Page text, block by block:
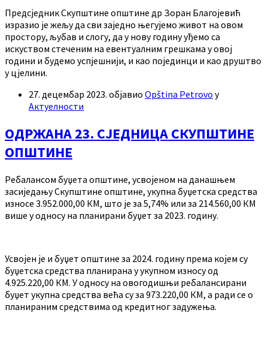
Предсједник Скупштине општине др Зоран Благојевић
изразио је жељу да сви заједно његујемо живот на овом
простору, љубав и слогу, да у нову годину уђемо са
искуством стеченим на евентуалним грешкама у овој
години и будемо успјешнији, и као појединци и као друштво
у цјелини.
27. децембар 2023. објавио Opština Petrovo у
Актуелности
ОДРЖАНА 23. СЈЕДНИЦА СКУПШТИНЕ
ОПШТИНЕ
Ребалансом буџета општине, усвојеном на данашњем
засиједању Скупштине општине, укупна буџетска средства
износе 3.952.000,00 КМ, што је за 5,74% или за 214.560,00 КМ
више у односу на планирани буџет за 2023. годину.
Усвојен је и буџет општине за 2024. годину према којем су
буџетска средства планирана у укупном износу од
4.925.220,00 КМ. У односу на овогодишњи ребалансирани
буџет укупна средства већа су за 973.220,00 КМ, а ради се о
планираним средствима од кредитног задужења.